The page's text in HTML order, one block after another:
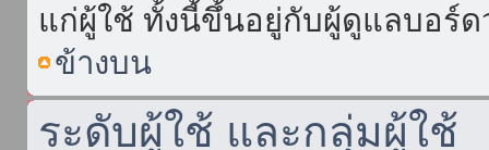
แก่ผู้ใช้ ทั้งนี้ขึ้นอยู่กับผู้ดูแลบอร์
ข้างบน
ระดับผู้ใช้ และกลุ่มผู้ใช้